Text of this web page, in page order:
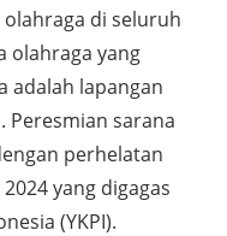
di seluruh
olahraga yang
adalah lapangan
Peresmian sarana
perhelatan
yang digagas
(YKPI).